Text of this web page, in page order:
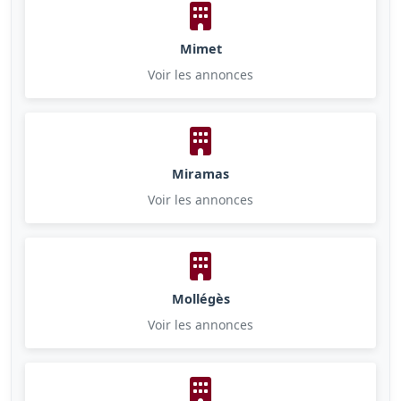
Mimet
Voir les annonces
Miramas
Voir les annonces
Mollégès
Voir les annonces